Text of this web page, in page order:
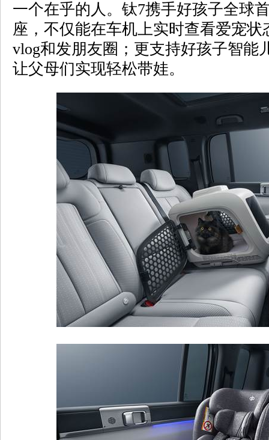
一个在乎的人。钛7携手好孩子全球
座，不仅能在车机上实时查看爱宠
vlog和发朋友圈；更支持好孩子智能
让父母们实现轻松带娃。